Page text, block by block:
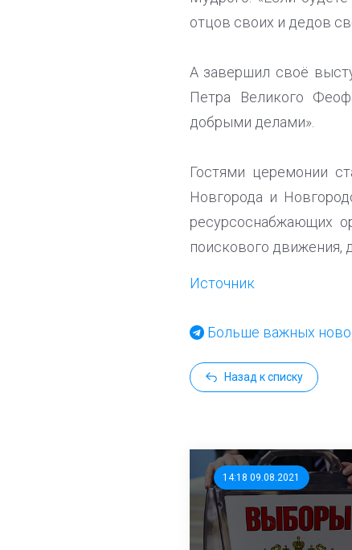
отцов своих и дедов
А завершил своё
Петра Великого
добрыми делами».
Гостями церемонии
Новгорода и
ресурсоснабжающих
поискового движения,
Источник
Больше важных
Назад к списку
14:18 09.08.2021